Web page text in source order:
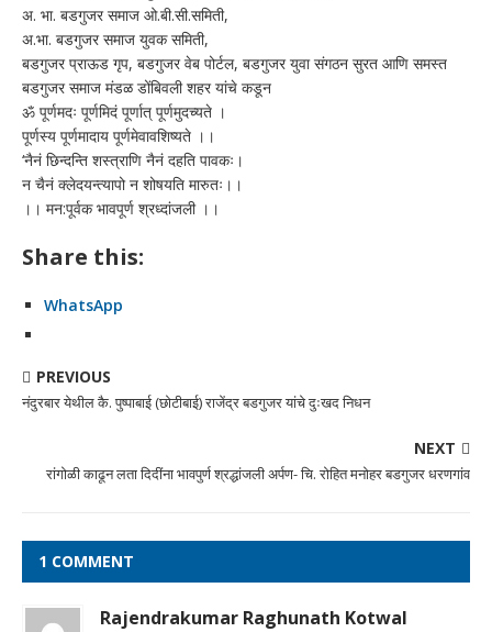
अ. भा. बडगुजर समाज ओ.बी.सी.समिती,
अ.भा.‌ बडगुजर समाज युवक समिती,
बडगुजर प्राऊड गृप, बडगुजर वेब पोर्टल, बडगुजर युवा संगठन सुरत आणि समस्त
बडगुजर समाज मंडळ डोंबिवली शहर यांचे कडून
ॐ पूर्णमदः पूर्णमिदं पूर्णात् पूर्णमुदच्यते ।
पूर्णस्य पूर्णमादाय पूर्णमेवावशिष्यते ।।
‘नैनं छिन्दन्ति शस्त्राणि नैनं दहति पावकः।
न चैनं क्लेदयन्त्यापो न शोषयति मारुतः।।
।। मन:पूर्वक भावपूर्ण श्रध्दांजली ।।
Share this:
WhatsApp
PREVIOUS
नंदुरबार येथील कै. पुष्पाबाई (छोटीबाई) राजेंद्र बडगुजर यांचे दुःखद निधन
NEXT
रांगोळी काढून लता दिदींना भावपुर्ण श्रद्धांजली अर्पण- चि. रोहित मनोहर बडगुजर धरणगांव
1 COMMENT
Rajendrakumar Raghunath Kotwal